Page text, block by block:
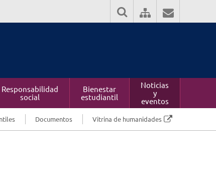
Responsabilidad
social
Bienestar
estudiantil
Noticias
y
eventos
Documentos Vitrina de humanidades